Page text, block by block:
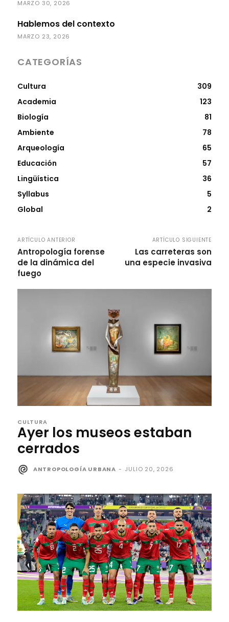
MARZO 30, 2026
Hablemos del contexto
MARZO 23, 2026
CATEGORÍAS
Cultura
309
Academia
123
Biología
81
Ambiente
78
Arqueología
65
Educación
57
Lingüística
36
Syllabus
5
Global
2
ARTÍCULO ANTERIOR
Antropología forense
de la dinámica del
fuego
ARTÍCULO SIGUIENTE
Las carreteras son
una especie invasiva
CULTURA
Ayer los museos estaban
cerrados
ANTROPOLOGÍA URBANA - JULIO 20, 2026